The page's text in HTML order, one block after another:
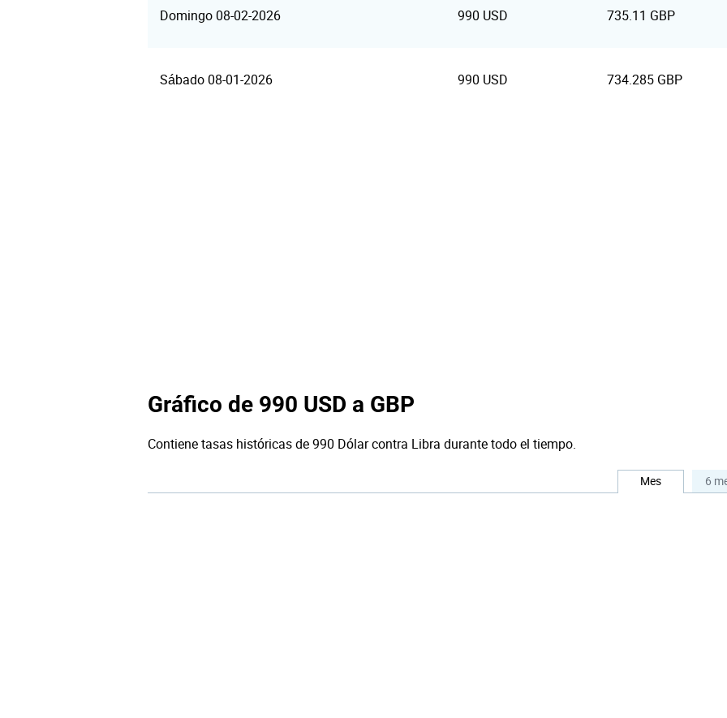
Domingo 08-02-2026 990 USD 735.11 GBP
Sábado 08-01-2026 990 USD 734.285 GBP
Gráfico de 990 USD a GBP
Contiene tasas históricas de 990 Dólar contra Libra durante todo el tiempo.
Mes 6